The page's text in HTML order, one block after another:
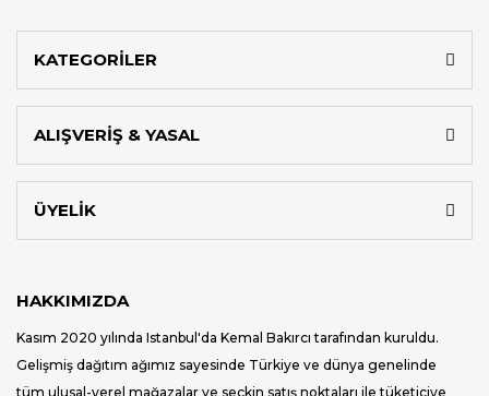
KATEGORİLER
ALIŞVERİŞ & YASAL
ÜYELİK
HAKKIMIZDA
Kasım 2020 yılında Istanbul'da Kemal Bakırcı tarafından kuruldu.
Gelişmiş dağıtım ağımız sayesinde Türkiye ve dünya genelinde
tüm ulusal-yerel mağazalar ve seçkin satış noktaları ile tüketiciye